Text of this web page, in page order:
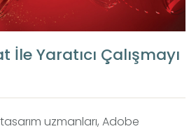
Yaratıcı Çalışmayı
uzmanları, Adobe